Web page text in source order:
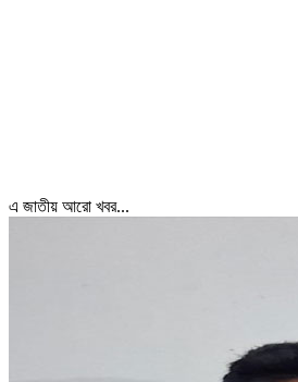
এ জাতীয় আরো খবর...